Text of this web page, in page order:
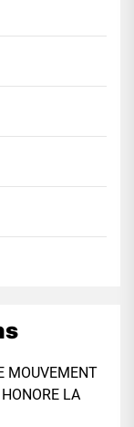
MOUVEMENT
LA